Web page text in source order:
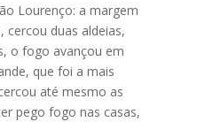
Lourenço: a margem
cercou duas aldeias,
o fogo avançou em
que foi a mais
até mesmo as
pego fogo nas casas,